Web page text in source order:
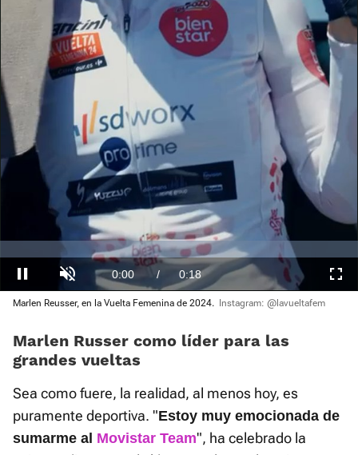
loading.
Pausa Unmute Current
Time
0:00 / Duration
0:18
:
0.00%
Marlen Reusser, en la Vuelta Femenina de 2024. Instagram: @lavueltafem
Marlen Russer como líder para las
grandes vueltas
Sea como fuere, la realidad, al menos hoy, es
puramente deportiva. "Estoy muy emocionada de
sumarme al Movistar Team", ha celebrado la